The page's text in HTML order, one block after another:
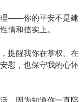
理——你的平安不是建
情和信实上。
提醒我你在掌权。在
慰，也保守我的心怀